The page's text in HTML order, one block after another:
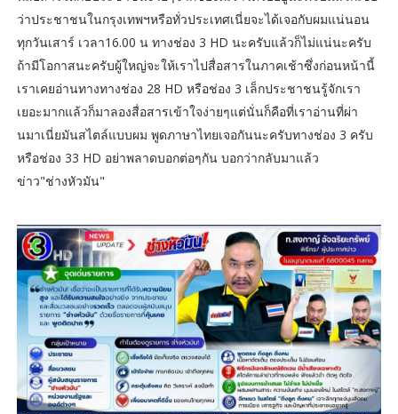
ว่าประชาชนในกรุงเทพฯหรือทั่วประเทศเนี่ยจะได้เจอกับผมแน่นอน
ทุกวันเสาร์ เวลา16.00 น ทางช่อง 3 HD นะครับแล้วก็ไม่แน่นะครับ
ถ้ามีโอกาสนะครับผู้ใหญ่จะให้เราไปสื่อสารในภาคเช้าซึ่งก่อนหน้านี้
เราเคยอ่านทางทางช่อง 28 HD หรือช่อง 3 เล็กประชาชนรู้จักเรา
เยอะมากแล้วก็มาลองสื่อสารเข้าใจง่ายๆแต่นั่นก็คือที่เราอ่านที่ผ่า
นมาเนี่ยมันสไตล์แบบผม พูดภาษาไทยเจอกันนะครับทางช่อง 3 ครับ
หรือช่อง 33 HD อย่าพลาดบอกต่อๆกัน บอกว่ากลับมาแล้ว
ข่าว"ช่างหัวมัน"